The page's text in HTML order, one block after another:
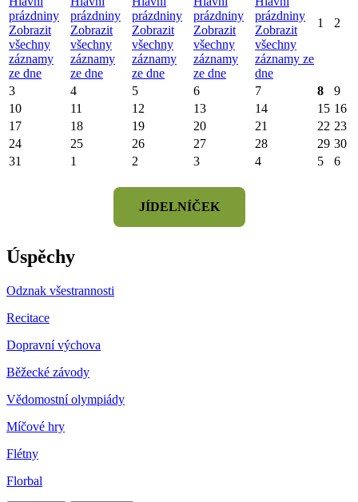
prázdniny
Zobrazit
všechny
záznamy
ze dne
prázdniny
Zobrazit
všechny
záznamy
ze dne
prázdniny
Zobrazit
všechny
záznamy
ze dne
prázdniny
Zobrazit
všechny
záznamy
ze dne
prázdniny
Zobrazit
všechny
záznamy ze
dne
1 2
3 4 5 6 7 8
9
10
11 12 13 14 15 16
17
18 19 20 21 22 23
24
25 26 27 28 29 30
31
1 2 3 4 5 6
JÍDELNÍČEK
Úspěchy
Odznak všestrannosti
Recitace
Dopravní výchova
Běžecké závody
Vědomostní olympiády
Míčové hry
Flétny
Florbal